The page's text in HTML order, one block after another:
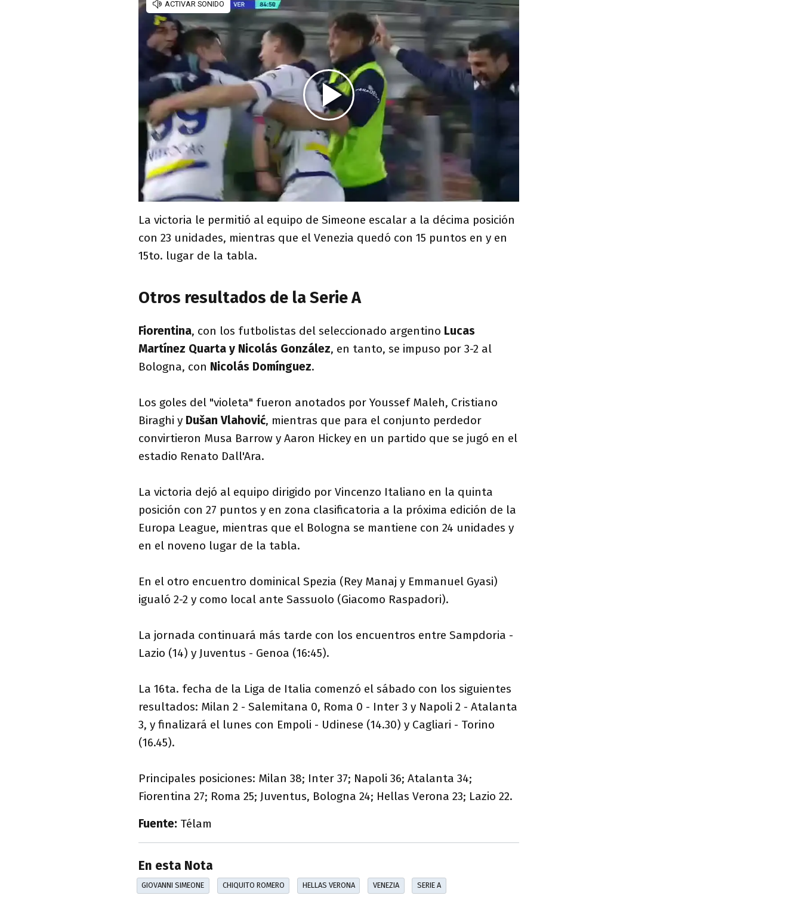
La victoria le permitió al equipo de Simeone escalar a la décima posición
con 23 unidades, mientras que el Venezia quedó con 15 puntos en y en
15to. lugar de la tabla.
Otros resultados de la Serie A
Fiorentina, con los futbolistas del seleccionado argentino Lucas
Martínez Quarta y Nicolás González, en tanto, se impuso por 3-2 al
Bologna, con Nicolás Domínguez.
Los goles del "violeta" fueron anotados por Youssef Maleh, Cristiano
Biraghi y Dušan Vlahović, mientras que para el conjunto perdedor
convirtieron Musa Barrow y Aaron Hickey en un partido que se jugó en el
estadio Renato Dall'Ara.
La victoria dejó al equipo dirigido por Vincenzo Italiano en la quinta
posición con 27 puntos y en zona clasificatoria a la próxima edición de la
Europa League, mientras que el Bologna se mantiene con 24 unidades y
en el noveno lugar de la tabla.
En el otro encuentro dominical Spezia (Rey Manaj y Emmanuel Gyasi)
igualó 2-2 y como local ante Sassuolo (Giacomo Raspadori).
La jornada continuará más tarde con los encuentros entre Sampdoria -
Lazio (14) y Juventus - Genoa (16:45).
La 16ta. fecha de la Liga de Italia comenzó el sábado con los siguientes
resultados: Milan 2 - Salemitana 0, Roma 0 - Inter 3 y Napoli 2 - Atalanta
3, y finalizará el lunes con Empoli - Udinese (14.30) y Cagliari - Torino
(16.45).
Principales posiciones: Milan 38; Inter 37; Napoli 36; Atalanta 34;
Fiorentina 27; Roma 25; Juventus, Bologna 24; Hellas Verona 23; Lazio 22.
Fuente: Télam
En esta Nota
GIOVANNI SIMEONE CHIQUITO ROMERO HELLAS VERONA VENEZIA SERIE A